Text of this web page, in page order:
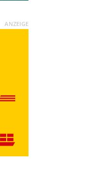
ANZEIGE